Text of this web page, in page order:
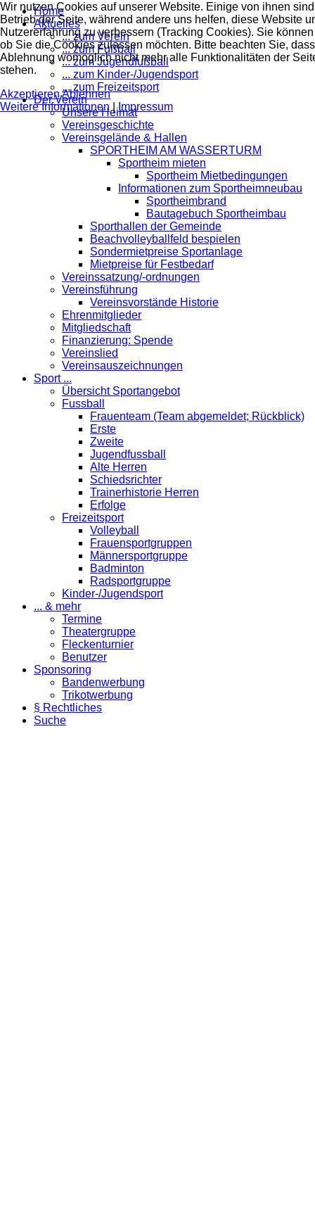
Home
Aktuelles
... zum Verein
... zum Fußball
... zum Jugendfußball
... zum Kinder-/Jugendsport
... zum Freizeitsport
Der Verein
Unsere Heimat
Vereinsgeschichte
Vereinsgelände & Hallen
SPORTHEIM AM WASSERTURM
Sportheim mieten
Sportheim Mietbedingungen
Informationen zum Sportheimneubau
Sportheimbrand
Bautagebuch Sportheimbau
Sporthallen der Gemeinde
Beachvolleyballfeld bespielen
Sondermietpreise Sportanlage
Mietpreise für Festbedarf
Vereinssatzung/-ordnungen
Vereinsführung
Vereinsvorstände Historie
Ehrenmitglieder
Mitgliedschaft
Finanzierung: Spende
Vereinslied
Vereinsauszeichnungen
Sport ...
Übersicht Sportangebot
Fussball
Frauenteam (Team abgemeldet; Rückblick)
Erste
Zweite
Jugendfussball
Alte Herren
Schiedsrichter
Trainerhistorie Herren
Erfolge
Freizeitsport
Volleyball
Frauensportgruppen
Männersportgruppe
Badminton
Radsportgruppe
Kinder-/Jugendsport
... & mehr
Termine
Theatergruppe
Fleckenturnier
Benutzer
Sponsoring
Bandenwerbung
Trikotwerbung
§ Rechtliches
Suche
Wir nutzen Cookies auf unserer Website. Einige von ihnen
Betrieb der Seite, während andere uns helfen, diese Website
Nutzererfahrung zu verbessern (Tracking Cookies). Sie
ob Sie die Cookies zulassen möchten. Bitte beachten Sie,
Ablehnung womöglich nicht mehr alle Funktionalitäten der
stehen.
Akzeptieren Ablehnen
Weitere Informationen | Impressum